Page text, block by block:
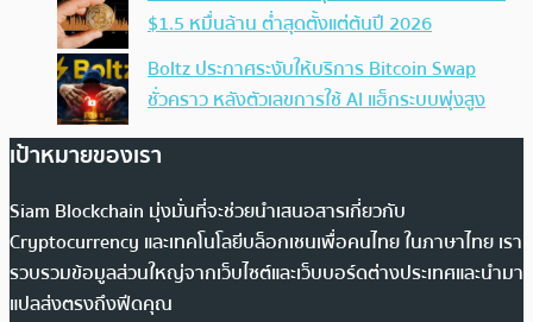
$1.5 หมื่นล้าน ต่ำสุดตั้งแต่ต้นปี 2026
Boltz ประกาศระงับให้บริการ Bitcoin Swap
ชั่วคราว หลังตัวเลขการใช้ AI แฮ็กระบบพุ่งสูง
เป้าหมายของเรา
Siam Blockchain มุ่งมั่นที่จะช่วยนำเสนอสารเกี่ยวกับ
Cryptocurrency และเทคโนโลยีบล็อกเชนเพื่อคนไทย ในภาษาไทย เรา
รวบรวมข้อมูลส่วนใหญ่จากเว็บไซต์และเว็บบอร์ดต่างประเทศและนำมา
แปลส่งตรงถึงฟีดคุณ